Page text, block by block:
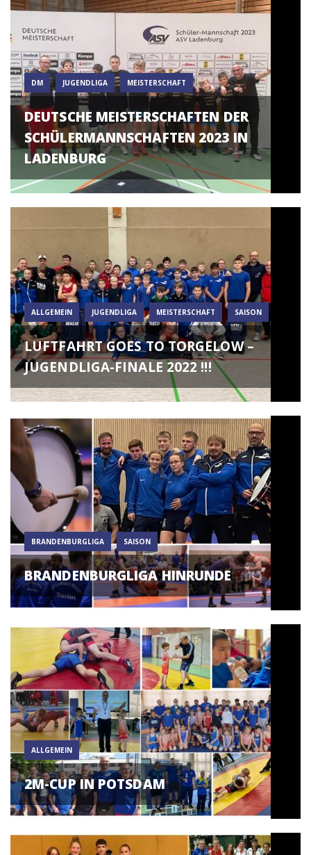
DM JUGENDLIGA MEISTERSCHAFT
DEUTSCHE MEISTERSCHAFTEN DER
SCHÜLERMANNSCHAFTEN 2023 IN
LADENBURG
ALLGEMEIN JUGENDLIGA MEISTERSCHAFT SAISON
LUFTFAHRT GOES TO TORGELOW –
JUGENDLIGA-FINALE 2022 !!!
BRANDENBURGLIGA SAISON
BRANDENBURGLIGA HINRUNDE
ALLGEMEIN
2M-CUP IN POTSDAM